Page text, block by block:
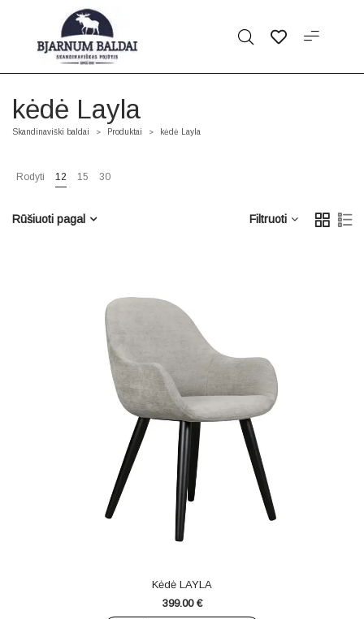
kėdė Layla
Skandinaviški baldai > Produktai > kėdė Layla
Rodyti 12 15 30
Filtruoti
Rūšiuoti pagal
Kėdė LAYLA
399.00 €